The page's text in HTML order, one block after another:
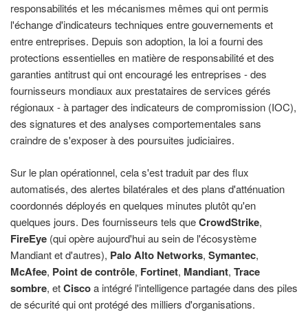
responsabilités et les mécanismes mêmes qui ont permis
l'échange d'indicateurs techniques entre gouvernements et
entre entreprises. Depuis son adoption, la loi a fourni des
protections essentielles en matière de responsabilité et des
garanties antitrust qui ont encouragé les entreprises - des
fournisseurs mondiaux aux prestataires de services gérés
régionaux - à partager des indicateurs de compromission (IOC),
des signatures et des analyses comportementales sans
craindre de s'exposer à des poursuites judiciaires.
Sur le plan opérationnel, cela s'est traduit par des flux
automatisés, des alertes bilatérales et des plans d'atténuation
coordonnés déployés en quelques minutes plutôt qu'en
quelques jours. Des fournisseurs tels queCrowdStrike,
FireEye (qui opère aujourd'hui au sein de l'écosystème
Mandiant et d'autres), Palo Alto Networks, Symantec,
McAfee, Point de contrôle, Fortinet, Mandiant, Trace
sombre, etCiscoa intégré l'intelligence partagée dans des piles
de sécurité qui ont protégé des milliers d'organisations.